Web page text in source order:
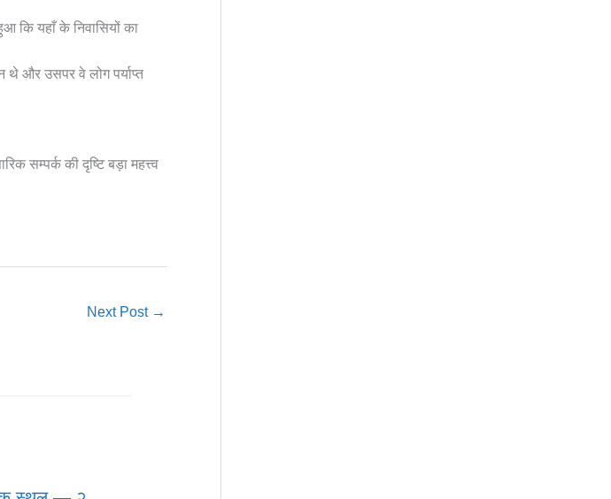
कि यहाँ के निवासियों का
थे और उसपर वे लोग पर्याप्त
सम्पर्क की दृष्टि बड़ा महत्त्व
Next Post →